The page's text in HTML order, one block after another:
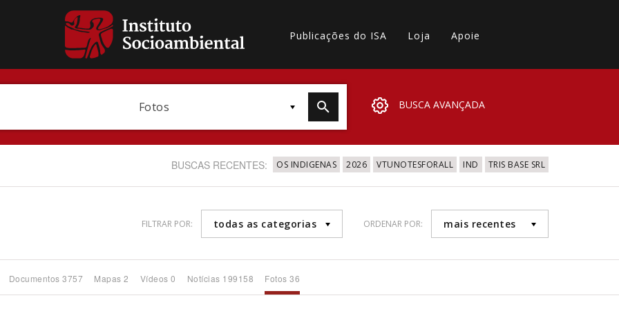
Publicações do ISA Loja Apoie
Fotos BUSCA AVANÇADA
BUSCAS RECENTES: OS INDIGENAS 2026 VTUNOTESFORALL IND TRIS BASE SRL
FILTRAR POR: todas as categorias ORDENAR POR: mais recentes
Documentos 3757 Mapas 2 Vídeos 0 Notícias 199158 Fotos 36